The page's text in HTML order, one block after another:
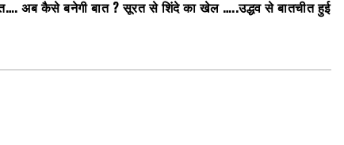
अब कैसे बनेगी बात ? सूरत से शिंदे का खेल …..उद्धव से बातचीत हुई